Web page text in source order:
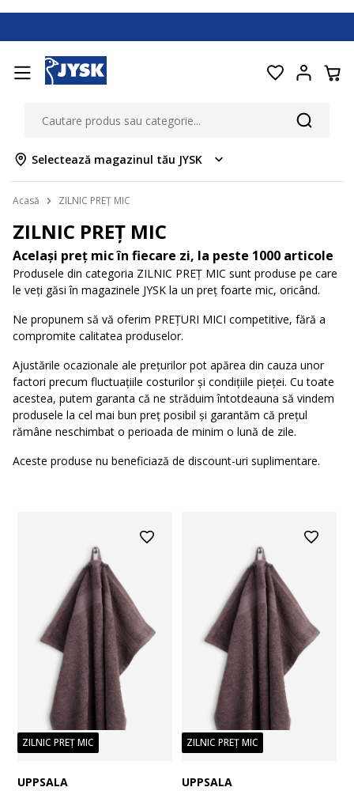
Selectează magazinul tău JYSK
Acasă ZILNIC PREȚ MIC
ZILNIC PREȚ MIC
Același preț mic în fiecare zi, la peste 1000 articole
Produsele din categoria ZILNIC PREȚ MIC sunt produse pe care
le veți găsi în magazinele JYSK la un preț foarte mic, oricând.
Ne propunem să vă oferim PREȚURI MICI competitive, fără a
compromite calitatea produselor.
Ajustările ocazionale ale prețurilor pot apărea din cauza unor
factori precum fluctuațiile costurilor și condițiile pieței. Cu toate
acestea, putem garanta că ne străduim întotdeauna să vindem
produsele la cel mai bun preț posibil și garantăm că prețul
rămâne neschimbat o perioada de minim o lună de zile.
Aceste produse nu beneficiază de discount-uri suplimentare.
ZILNIC PREȚ MIC
UPPSALA
ZILNIC PREȚ MIC
UPPSALA